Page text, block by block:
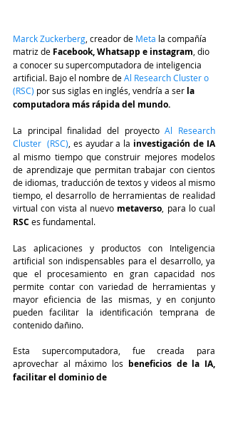
Marck Zuckerberg , creador de Meta la compañía
matriz de Facebook, Whatsapp e instagram , dio
a conocer su supercomputadora de inteligencia
artificial. Bajo el nombre de Al Research Cluster o
(RSC) por sus siglas en inglés, vendría a ser la
computadora más rápida del mundo.
La principal finalidad del proyecto Al Research
Cluster  (RSC) , es ayudar a la investigación de IA
al mismo tiempo que construir mejores modelos
de aprendizaje que permitan trabajar con cientos
de idiomas, traducción de textos y videos al mismo
tiempo, el desarrollo de herramientas de realidad
virtual con vista al nuevo metaverso
RSC es fundamental.
Las aplicaciones y productos con Inteligencia
artificial son indispensables para el desarrollo, ya
que el procesamiento en gran capacidad nos
permite contar con variedad de herramientas y
mayor eficiencia de las mismas, y en conjunto
pueden facilitar la identificación temprana de
contenido dañino.
Esta supercomputadora, fue creada para
aprovechar al máximo los beneficios de la IA,
facilitar el dominio de